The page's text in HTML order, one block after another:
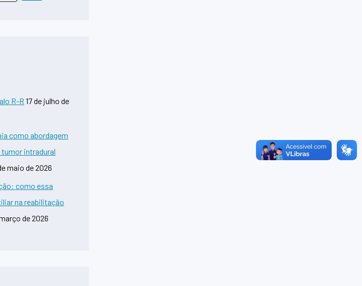
R-R 17 de julho de
como abordagem
intradural
maio de 2026
como essa
na reabilitação
de 2026